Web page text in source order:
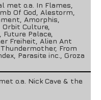
met o.a. In Flames,
Of God, Alestorm,
Amorphis,
Culture,
Palace,
Freiheit, Alien Ant
From
Parasite inc., Groza
o.a. Nick Cave & the